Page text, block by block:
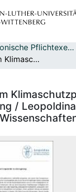
Elektronische Pflichtexemplare
Kommentar zum Klimaschutzpaket der Bundesregierung / Leopoldina - Nationale Akademie der Wissenschaften
/